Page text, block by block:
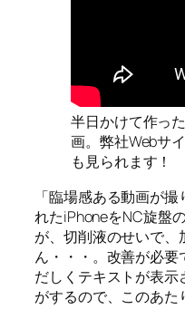
半日かけて作っ
画。弊社Webサ
も見られます！
「臨場感ある動画が
れたiPhoneをNC旋盤
が、切削液のせいで
ん・・・。改善が必
だしくテキストが表
がするので、このあた